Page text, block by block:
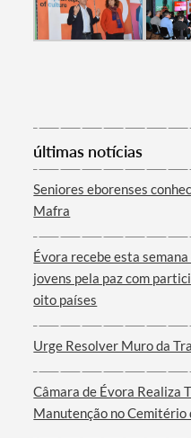
últimas notícias
Seniores eborenses
Mafra
Évora recebe esta
jovens pela paz com
oito países
Urge Resolver Muro da
Câmara de Évora Realiza
Manutenção no Cemitério